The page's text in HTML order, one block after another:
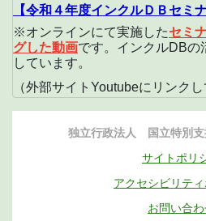
【令和４年度インクルＤＢセミナ
※オンラインにて実施したセミ
グした動画です。インクルDBの
しています。
（外部サイトYoutubeにリンクし
独立行政法人 国立特別支
サイトポリ
アクセシビリテ
お問い合